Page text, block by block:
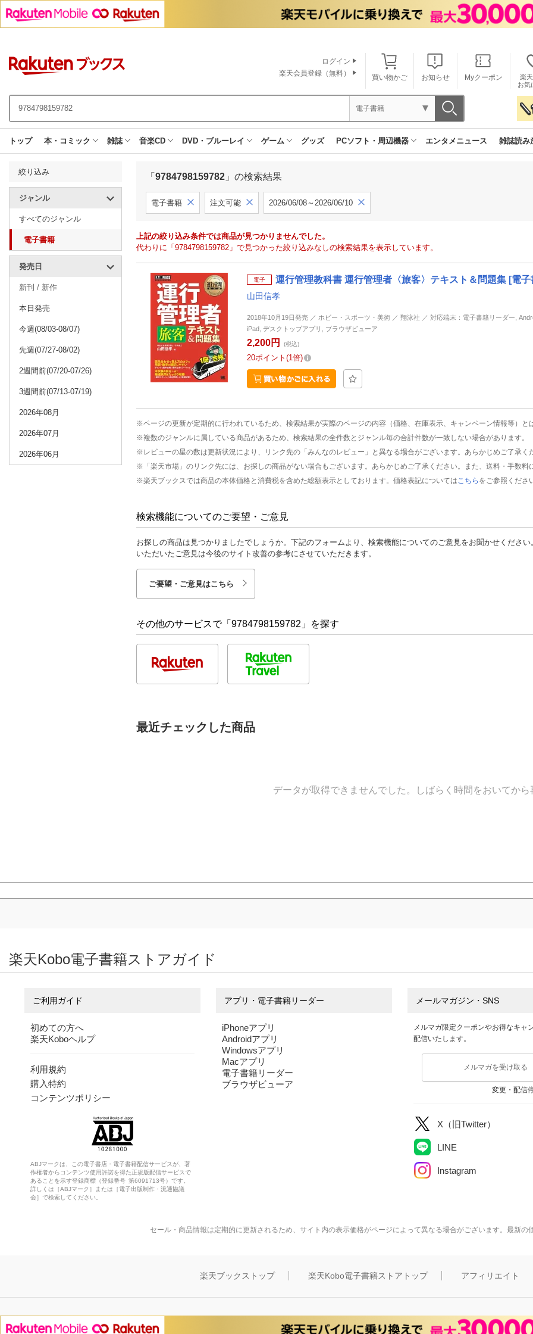
買い物かご お知らせ Myクーポン
楽
お気
ログイン
楽天会員登録（無料）
電子書籍
トップ 本・コミック 雑誌 音楽CD DVD・ブルーレイ ゲーム グッズ PCソフト・周辺機器 エンタメニュース 雑誌読み
絞り込み
ジャンル
すべてのジャンル
電子書籍
発売日
新刊 / 新作
本日発売
今週(08/03-08/07)
先週(07/27-08/02)
2週間前(07/20-07/26)
3週間前(07/13-07/19)
2026年08月
2026年07月
2026年06月
「 9784798159782 」の検索結果
電子書籍 注文可能 2026/06/08～2026/06/10
上記の絞り込み条件では商品が見つかりませんでした。
代わりに「9784798159782」で見つかった絞り込みなしの検索結果を表示しています。
電子 運行管理教科書 運行管理者〈旅客〉テキスト＆問題集 [電子
山田信孝
2018年10月19日発売 ／ ホビー・スポーツ・美術 ／ 翔泳社 ／ 対応端末：電子書籍リーダー,
iPad, デスクトップアプリ, ブラウザビューア
2,200円 (税込)
20ポイント 1倍
※ページの更新が定期的に行われているため、検索結果が実際のページの内容（価格、在庫表示、キャンペーン情報等）と
※複数のジャンルに属している商品があるため、検索結果の全件数とジャンル毎の合計件数が一致しない場合があります。
※レビューの星の数は更新状況により、リンク先の「みんなのレビュー」と異なる場合がございます。あらかじめご了承く
※「楽天市場」のリンク先には、お探しの商品がない場合もございます。あらかじめご了承ください。また、送料・手数料
※楽天ブックスでは商品の本体価格と消費税を含めた総額表示としております。価格表記については こちら をご参照くださ
検索機能についてのご要望・ご意見
お探しの商品は見つかりましたでしょうか。下記のフォームより、検索機能についてのご意見をお聞かせください
いただいたご意見は今後のサイト改善の参考にさせていただきます。
ご要望・ご意見はこちら
その他のサービスで「9784798159782」を探す
最近チェックした商品
データが取得できませんでした。しばらく時間をおいてから
楽天Kobo電子書籍ストアガイド
ご利用ガイド
初めての方へ
楽天Koboヘルプ
利用規約
購入特約
コンテンツポリシー
ABJマークは、この電子書店・電子書籍配信サービスが、著
作権者からコンテンツ使用許諾を得た正規版配信サービスで
あることを示す登録商標（登録番号 第6091713号）です。
詳しくは［ABJマーク］または［電子出版制作・流通協議
会］で検索してください。
アプリ・電子書籍リーダー
iPhoneアプリ
Androidアプリ
Windowsアプリ
Macアプリ
電子書籍リーダー
ブラウザビューア
メールマガジン・SNS
メルマガ限定クーポンやお得なキャ
配信いたします。
メルマガを受け取る
変更・配信
X（旧Twitter）
LINE
Instagram
セール・商品情報は定期的に更新されるため、サイト内の表示価格がページによって異なる場合がございます。最新の
楽天ブックストップ 楽天Kobo電子書籍ストアトップ アフィリエイト